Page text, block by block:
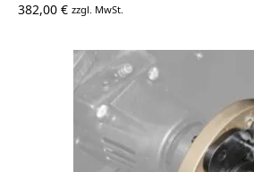
382,00 € zzgl. MwSt.